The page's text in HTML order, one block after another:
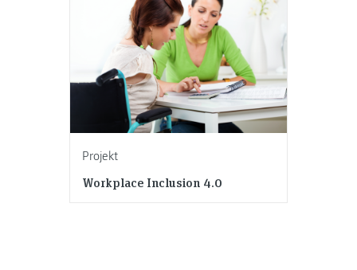
Projekt
Workplace Inclusion 4.0